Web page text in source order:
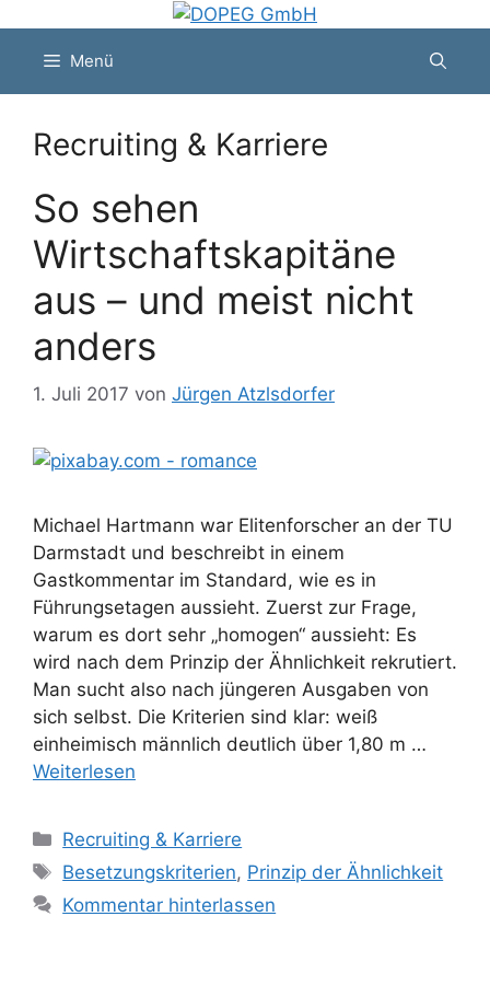
springenMenü
Recruiting & Karriere
So sehen
Wirtschaftskapitäne
aus – und meist nicht
anders
1. Juli 2017 von Jürgen Atzlsdorfer
Michael Hartmann war Elitenforscher an der TU
Darmstadt und beschreibt in einem
Gastkommentar im Standard, wie es in
Führungsetagen aussieht. Zuerst zur Frage,
warum es dort sehr „homogen“ aussieht: Es
wird nach dem Prinzip der Ähnlichkeit rekrutiert.
Man sucht also nach jüngeren Ausgaben von
sich selbst. Die Kriterien sind klar: weiß
einheimisch männlich deutlich über 1,80 m …
Weiterlesen
Kategorien
Recruiting & Karriere
Schlagwörter
Besetzungskriterien, Prinzip der Ähnlichkeit
Kommentar hinterlassen